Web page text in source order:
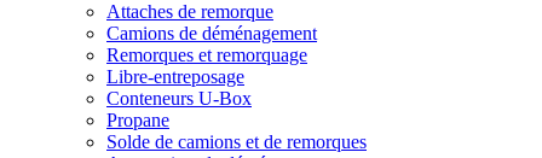
Attaches de remorque
Camions de déménagement
Remorques et remorquage
Libre-entreposage
Conteneurs U-Box
Propane
Solde de camions et de remorques